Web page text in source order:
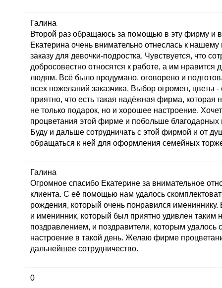
Галина
Второй раз обращаюсь за помощью в эту фирму и
Екатерина очень внимательно отнеслась к
заказу для девочки-подростка. Чувствуется, что
добросовестно относятся к работе, а им нравится
людям. Всё было продумано, оговорено и
всех пожеланий заказчика. Выбор огромен, цветы
приятно, что есть такая надёжная фирма, которая
не только подарок, но и хорошее настроение.
процветания этой фирме и побольше благодарных
Буду и дальше сотрудничать с этой фирмой и от
обращаться к ней для оформления семейных
Галина
Огромное спасибо Екатерине за внимательное
клиента. С её помощью нам удалось
рождения, который очень понравился имениннику.
и именинник, который был приятно удивлен таким
поздравлением, и поздравители, которым удалось
настроение в такой день. Желаю фирме
дальнейшее сотрудничество.
0